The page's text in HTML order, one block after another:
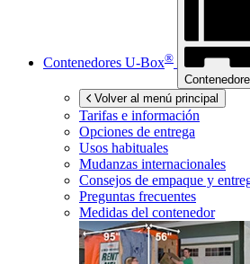
Contenedores U-Box®
Volver al menú principal
Tarifas e información
Opciones de entrega
Usos habituales
Mudanzas internacionales
Consejos de empaque y
Preguntas frecuentes
Medidas del contenedor